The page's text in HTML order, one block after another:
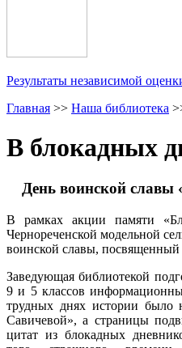
Результаты независимой
Главная >> Наша библиотека
В блокадных
День воинской
В рамках акции памяти
Чернореченской модельной
воинской славы,
Заведующая библиотекой
9 и 5 классов
трудных днях истории было
Савичевой», а страницы
цитат из блокадных